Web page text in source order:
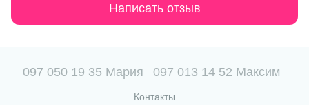
Написать отзыв
097 050 19 35 Мария 097 013 14 52 Максим
Контакты